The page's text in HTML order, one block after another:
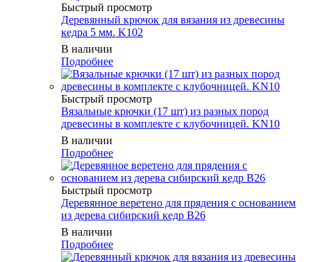
Быстрый просмотр
Деревянный крючок для вязания из древесины
кедра 5 мм. K102
В наличии
Подробнее
Быстрый просмотр
Вязальные крючки (17 шт) из разных пород
древесины в комплекте с клубочницей. KN10
В наличии
Подробнее
Быстрый просмотр
Деревянное веретено для прядения с основанием
из дерева сибирский кедр B26
В наличии
Подробнее